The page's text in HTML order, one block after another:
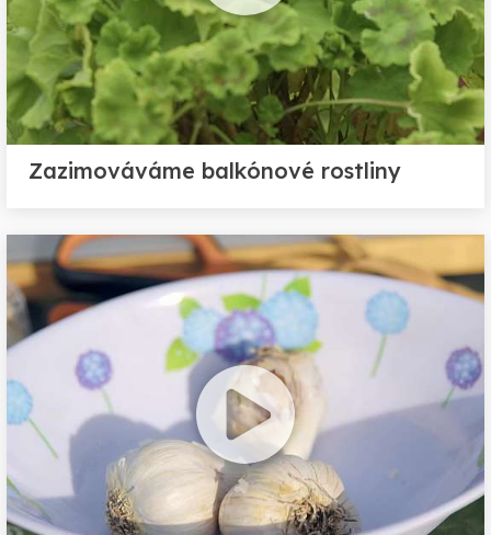
Zazimováváme balkónové rostliny